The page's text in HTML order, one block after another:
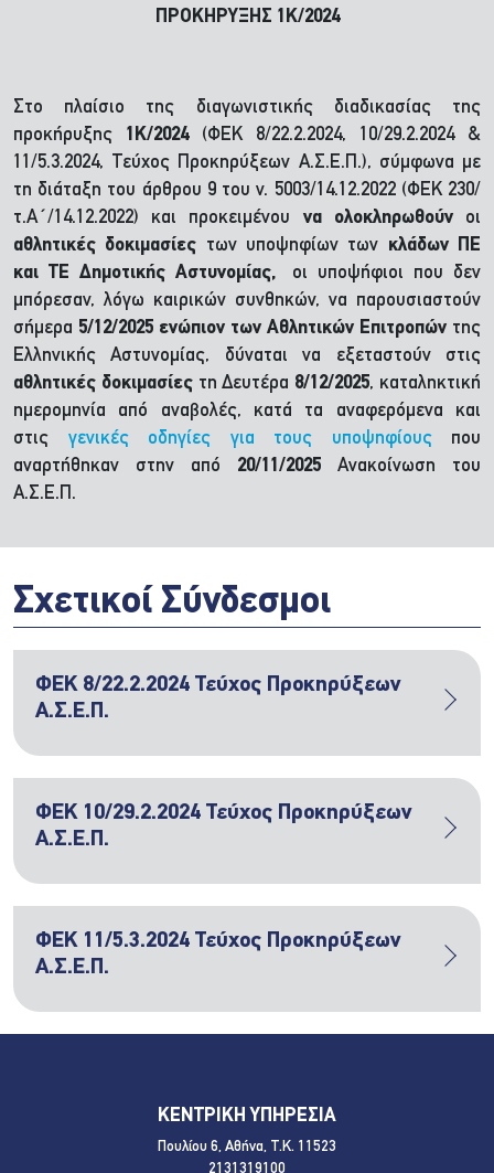
ΠΡΟΚΗΡΥΞΗΣ 1Κ/2024
Στο πλαίσιο της διαγωνιστικής διαδικασίας της
προκήρυξης 1Κ/2024(ΦΕΚ 8/22.2.2024, 10/29.2.2024 &
11/5.3.2024, Τεύχος Προκηρύξεων Α.Σ.Ε.Π.), σύμφωνα με
τη διάταξη του άρθρου 9 του ν. 5003/14.12.2022 (ΦΕΚ 230/
τ.Α΄/14.12.2022) και προκειμένου να ολοκληρωθούνοι
αθλητικές δοκιμασίες των υποψηφίων των κλάδων ΠΕ
και ΤΕ Δημοτικής Αστυνομίας, οι υποψήφιοι που δεν
μπόρεσαν, λόγω καιρικών συνθηκών, να παρουσιαστούν
σήμερα 5/12/2025 ενώπιον των Αθλητικών Επιτροπών της
Ελληνικής Αστυνομίας, δύναται να εξεταστούν στις
αθλητικές δοκιμασίεςτη Δευτέρα 8/12/2025, καταληκτική
ημερομηνία από αναβολές, κατά τα αναφερόμενα και
στις γενικές οδηγίες για τους υποψηφίουςπου
αναρτήθηκαν στην από 20/11/2025 Ανακοίνωση του
Α.Σ.Ε.Π.
Σχετικοί Σύνδεσμοι
ΦΕΚ 8/22.2.2024 Τεύχος Προκηρύξεων
Α.Σ.Ε.Π.
ΦΕΚ 10/29.2.2024 Τεύχος Προκηρύξεων
Α.Σ.Ε.Π.
ΦΕΚ 11/5.3.2024 Τεύχος Προκηρύξεων
Α.Σ.Ε.Π.
ΚΕΝΤΡΙΚΗ ΥΠΗΡΕΣΙΑ
Πουλίου 6, Αθήνα, Τ.Κ. 11523
2131319100